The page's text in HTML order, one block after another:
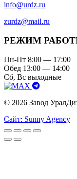
info@urdz.ru
zurdz@mail.ru
РЕЖИМ
Пн-Пт 8:00 — 17:00
Обед 13:00 — 14:00
Сб, Вс выходные
© 2026 Завод
Сайт: Sunny Agency